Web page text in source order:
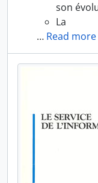
son
La
… Read more